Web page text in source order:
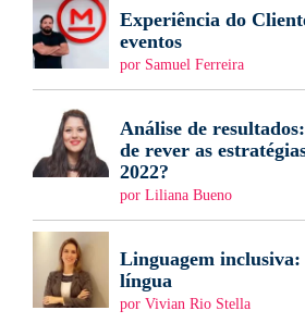
Experiência do
eventos
por Samuel Ferreira
Análise de
de rever as
2022?
por Liliana Bueno
Linguagem
língua
por Vivian Rio Stella